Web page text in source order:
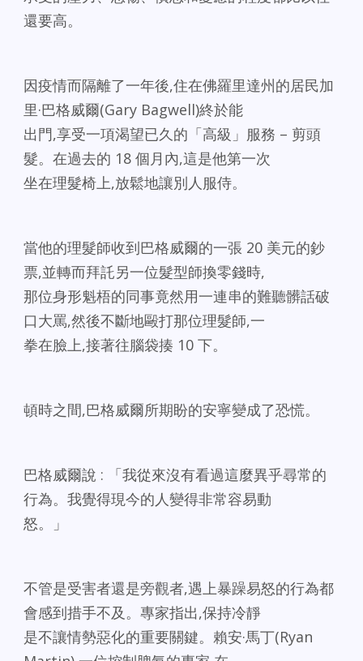
還要高。
因疫情而隔離了一年後,住在佛羅里達州的居民加
里·巴格威爾(Gary Bagwell)終於能
出門,享受一項渴望已久的「高級」服務 – 剪頭
髮。在過去的 18 個月內,這是他第一次
坐在理髮椅上,放鬆地讓別人服侍。
當他的理髮師收到巴格威爾的一張 20 美元的鈔
票,並轉而拜託另一位髮型師換零錢時,
那位身形魁梧的同事竟然用一連串的難聽髒話破
口大罵,然後不斷地毆打那位理髮師,一
拳在臉上,接著往腦袋揍 10 下。
頓時之間,巴格威爾所期盼的安寧變成了恐慌。
巴格威爾說 : 「我從來沒有看過這麼異乎尋常的
行為。我覺得現今的人變得非常容易動
怒。」
不管是受害者還是旁觀者,遇上暴躁易怒的行為都
會感到措手不及。專家指出,保持冷靜
是不讓情勢惡化的重要關鍵。賴安·馬丁(Ryan